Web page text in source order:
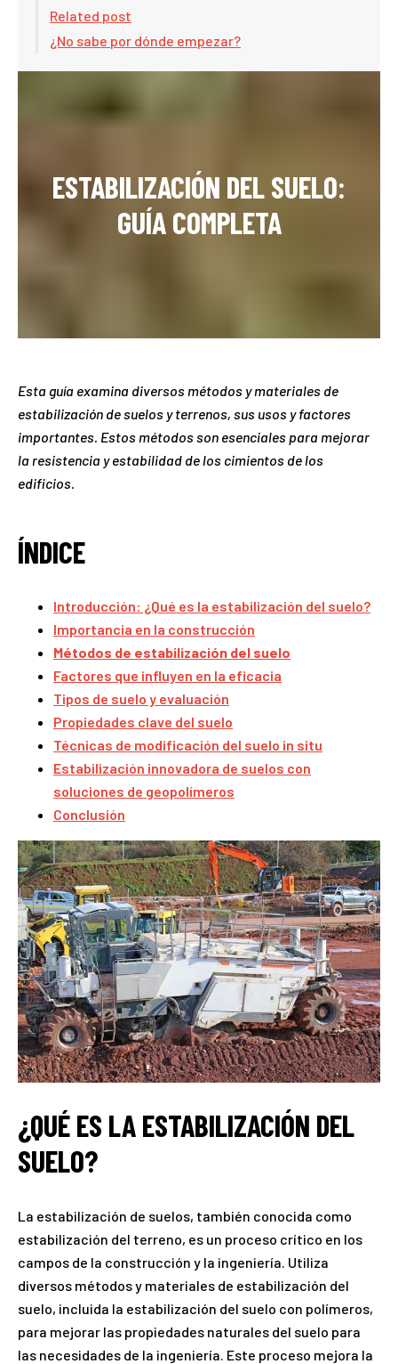
Related post
¿No sabe por dónde empezar?
ESTABILIZACIÓN DEL SUELO:
GUÍA COMPLETA
Esta guía examina diversos métodos y materiales de
estabilización de suelos y terrenos, sus usos y factores
importantes. Estos métodos son esenciales para mejorar
la resistencia y estabilidad de los cimientos de los
edificios.
ÍNDICE
Introducción: ¿Qué es la estabilización del suelo?
Importancia en la construcción
Métodos de estabilización del suelo
Factores que influyen en la eficacia
Tipos de suelo y evaluación
Propiedades clave del suelo
Técnicas de modificación del suelo in situ
Estabilización innovadora de suelos con
soluciones de geopolímeros
Conclusión
¿QUÉ ES LA ESTABILIZACIÓN DEL
SUELO?
La estabilización de suelos, también conocida como
estabilización del terreno, es un proceso crítico en los
campos de la construcción y la ingeniería. Utiliza
diversos métodos y materiales de estabilización del
suelo, incluida la estabilización del suelo con polímeros,
para mejorar las propiedades naturales del suelo para
las necesidades de la ingeniería. Este proceso mejora la